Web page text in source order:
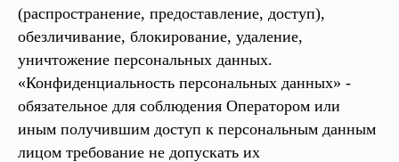
(распространение, предоставление, доступ),
обезличивание, блокирование, удаление,
уничтожение персональных данных.
«Конфиденциальность персональных данных» -
обязательное для соблюдения Оператором или
иным получившим доступ к персональным данным
лицом требование не допускать их